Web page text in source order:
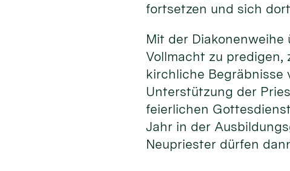
fortsetzen und sich
Mit der
Vollmacht zu predigen,
kirchliche Begräbnisse
Unterstützung der
feierlichen
Jahr in der
Neupriester dürfen